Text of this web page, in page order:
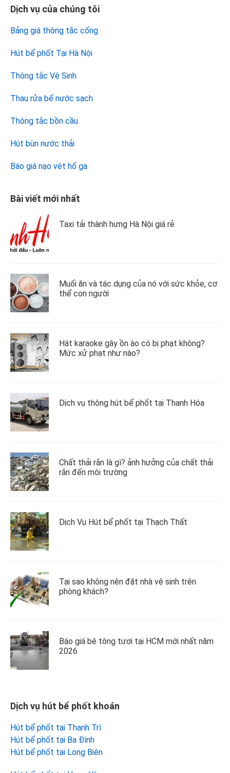
Dịch vụ của chúng tôi
Bảng giá thông tắc cống
Hút bể phốt Tại Hà Nội
Thông tắc Vệ Sinh
Thau rửa bể nước sạch
Thông tắc bồn cầu
Hút bùn nước thải
Báo giá nạo vét hố ga
Bài viết mới nhất
Taxi tải thành hưng Hà Nội giá rẻ
Muối ăn và tác dụng của nó với sức khỏe, cơ
thể con người
Hát karaoke gây ồn ào có bị phạt không?
Mức xử phạt như nào?
Dịch vụ thông hút bể phốt tại Thanh Hóa
Chất thải rắn là gì? ảnh hưởng của chất thải
rắn đến môi trường
Dịch Vụ Hút bể phốt tại Thạch Thất
Tại sao không nên đặt nhà vệ sinh trên
phòng khách?
Báo giá bê tông tươi tại HCM mới nhất năm
2026
Dịch vụ hút bể phốt khoán
Hút bể phốt tại Thanh Trì
Hút bể phốt tại Ba Đình
Hút bể phốt tại Long Biên